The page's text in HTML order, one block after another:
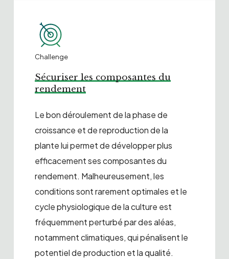
Challenge
Sécuriser les composantes du
rendement
Le bon déroulement de la phase de
croissance et de reproduction de la
plante lui permet de développer plus
efficacement ses composantes du
rendement. Malheureusement, les
conditions sont rarement optimales et le
cycle physiologique de la culture est
fréquemment perturbé par des aléas,
notamment climatiques, qui pénalisent le
potentiel de production et la qualité.